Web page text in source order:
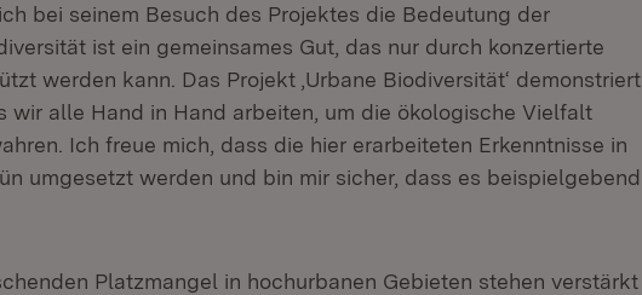
bei seinem Besuch des Projektes die Bedeutung der
ist ein gemeinsames Gut, das nur durch konzertierte
werden kann. Das Projekt ‚Urbane Biodiversität‘ demonstriert
wir alle Hand in Hand arbeiten, um die ökologische Vielfalt
Ich freue mich, dass die hier erarbeiteten Erkenntnisse in
umgesetzt werden und bin mir sicher, dass es beispielgebend
Platzmangel in hochurbanen Gebieten stehen verstärkt